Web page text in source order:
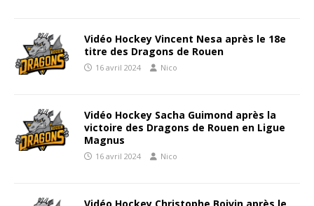
Vidéo Hockey Vincent Nesa après le 18e
titre des Dragons de Rouen
16 avril 2024 Nico
Vidéo Hockey Sacha Guimond après la
victoire des Dragons de Rouen en Ligue
Magnus
16 avril 2024 Nico